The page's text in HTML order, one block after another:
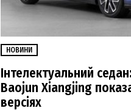
НОВИНИ
Інтелектуальний
Baojun Xiangjing
версіях